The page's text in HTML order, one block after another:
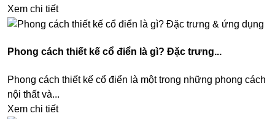
Xem chi tiết
Phong cách thiết kế cổ điển là gì? Đặc trưng...
Phong cách thiết kế cổ điển là một trong những phong cách
nội thất và...
Xem chi tiết